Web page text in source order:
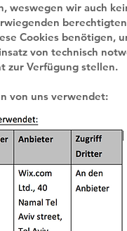
weswegen wir auch
Cookies benötigen,
von technisch
zur Verfügung stellen.
von uns verwendet: